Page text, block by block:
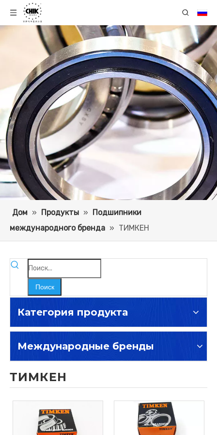
Дом » Продукты » Подшипники
международного бренда » ТИМКЕН
Поиск
Категория продукта
Международные бренды
ТИМКЕН